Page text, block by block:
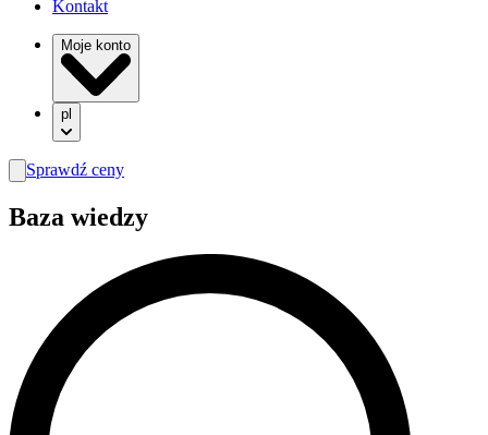
Kontakt
Moje konto
pl
search
Sprawdź ceny
Baza wiedzy